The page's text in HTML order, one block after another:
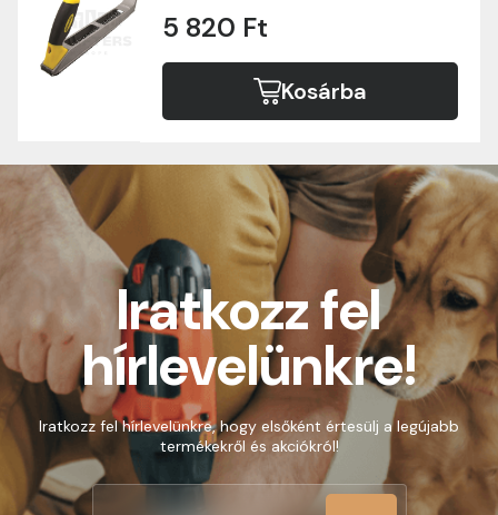
5 820 Ft
Kosárba
Iratkozz fel
hírlevelünkre!
Iratkozz fel hírlevelünkre, hogy elsőként értesülj a legújabb
termékekről és akciókról!